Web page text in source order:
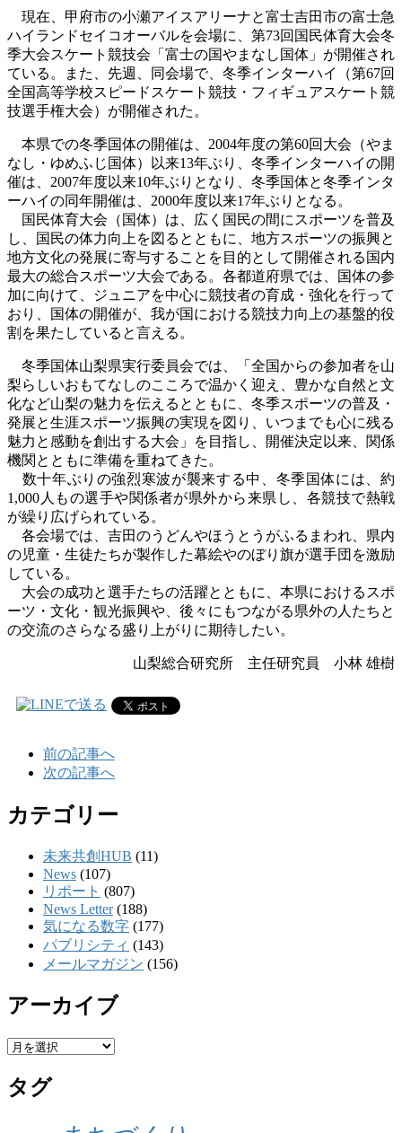
現在、甲府市の小瀬アイスアリーナと富士吉田市の富士急
ハイランドセイコオーバルを会場に、第73回国民体育大会冬
季大会スケート競技会「富士の国やまなし国体」が開催され
ている。また、先週、同会場で、冬季インターハイ（第67回
全国高等学校スピードスケート競技・フィギュアスケート競
技選手権大会）が開催された。
本県での冬季国体の開催は、 2004年度の第60回大会（やま
なし・ゆめふじ国体）以来13年ぶり、冬季インターハイの開
催は、 2007年度以来10年ぶりとなり、冬季国体と冬季インタ
ーハイの同年開催は、 2000年度以来17年ぶりとなる。
国民体育大会（国体）は、広く国民の間にスポーツを普及
し、国民の体力向上を図るとともに、地方スポーツの振興と
地方文化の発展に寄与することを目的として開催される国内
最大の総合スポーツ大会である。各都道府県では、国体の参
加に向けて、ジュニアを中心に競技者の育成・強化を行って
おり、国体の開催が、我が国における競技力向上の基盤的役
割を果たしていると言える。
冬季国体山梨県実行委員会では、「全国からの参加者を山
梨らしいおもてなしのこころで温かく迎え、豊かな自然と文
化など山梨の魅力を伝えるとともに、冬季スポーツの普及・
発展と生涯スポーツ振興の実現を図り、いつまでも心に残る
魅力と感動を創出する大会」を目指し、開催決定以来、関係
機関とともに準備を重ねてきた。
数十年ぶりの強烈寒波が襲来する中、冬季国体には、約
1,000 人もの選手や関係者が県外から来県し、各競技で熱戦
が繰り広げられている。
各会場では、吉田のうどんやほうとうがふるまわれ、県内
の児童・生徒たちが製作した幕絵やのぼり旗が選手団を激励
している。
大会の成功と選手たちの活躍とともに、本県におけるスポ
ーツ・文化・観光振興や、後々にもつながる県外の人たちと
の交流のさらなる盛り上がりに期待したい。
山梨総合研究所 主任研究員 小林 雄樹
前の記事へ
次の記事へ
カテゴリー
未来共創HUB (11)
News (107)
リポート (807)
News Letter(188)
気になる数字 (177)
パブリシティ (143)
メールマガジン (156)
アーカイブ
ア
カ
イ
タグ